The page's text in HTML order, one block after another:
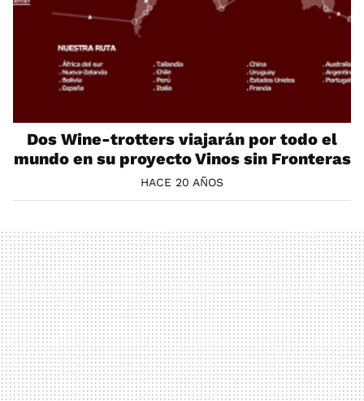
Dos Wine-trotters viajarán por todo el
mundo en su proyecto Vinos sin Fronteras
HACE 20 AÑOS